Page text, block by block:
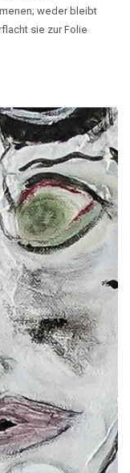
weder bleibt
sie zur Folie